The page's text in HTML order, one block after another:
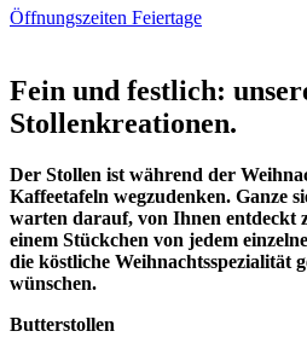
Öffnungszeiten Feiertage
Fein und festlich:
Stollenkreationen.
Der Stollen ist während der
Kaffeetafeln wegzudenken. Ganze
warten darauf, von Ihnen entdeckt
einem Stückchen von jedem
die köstliche Weihnachtsspezialität
wünschen.
Butterstollen